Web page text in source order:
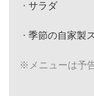
サラダ
季節の自家製
※メニューは予